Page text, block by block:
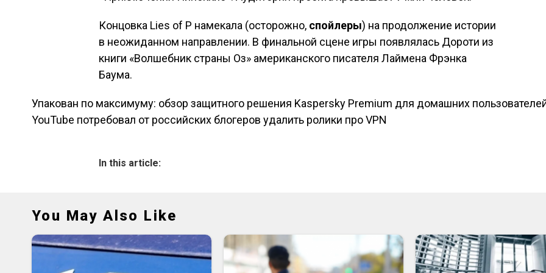
Концовка Lies of P намекала (осторожно, спойлеры) на продолжение истории
в неожиданном направлении. В финальной сцене игры появлялась Дороти из
книги «Волшебник страны Оз» американского писателя Лаймена Фрэнка
Баума.
Навигация по записям
Упакован по максимуму: обзор защитного решения Kaspersky Premium для домашних
YouTube потребовал от российских блогеров удалить ролики про VPN
In this article:
You May Also Like